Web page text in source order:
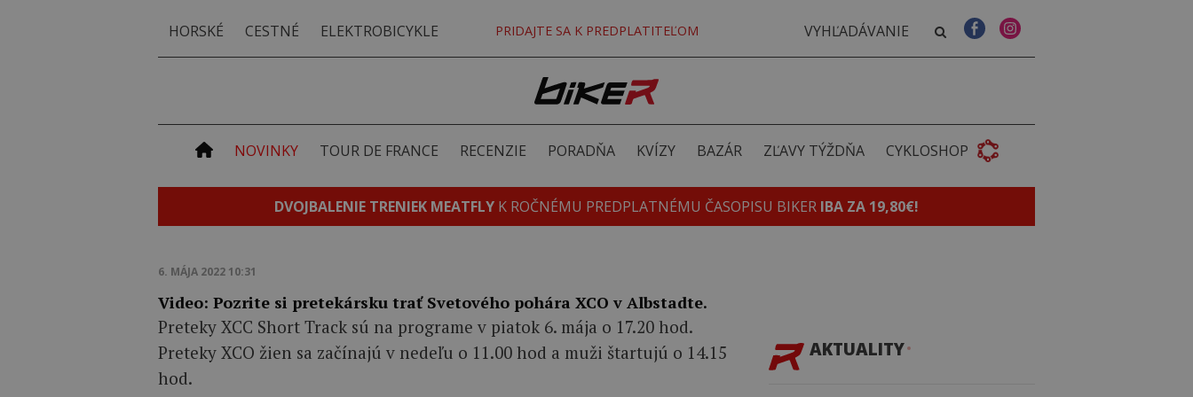
HORSKÉ CESTNÉ ELEKTROBICYKLE PRIDAJTE SA K PREDPLATITEĽOM
NOVINKY TOUR DE FRANCE RECENZIE PORADŇA KVÍZY BAZÁR ZĽAVY TÝŽDŇA CYKLOSHOP
DVOJBALENIE TRENIEK MEATFLY K ROČNÉMU PREDPLATNÉMU ČASOPISU BIKER IBA ZA 19,80€!
6. MÁJA 2022 10:31
Video: Pozrite si pretekársku trať Svetového pohára XCO v Albstadte.
Preteky XCC Short Track sú na programe v piatok 6. mája o 17.20 hod.
Preteky XCO žien sa začínajú v nedeľu o 11.00 hod a muži štartujú o 14.15
hod.
AKTUALITY